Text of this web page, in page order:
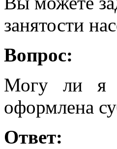
занятости
Вопрос:
Могу ли я
оформлена
Ответ: